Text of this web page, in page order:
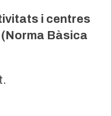
i centres
Bàsica